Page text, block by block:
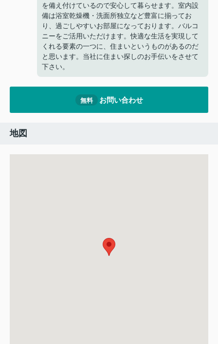
を備え付けているので安心して暮らせます。室内設
備は浴室乾燥機・洗面所独立など豊富に揃ってお
り、過ごしやすいお部屋になっております。バルコ
ニーをご活用いただけます。快適な生活を実現して
くれる要素の一つに、住まいというものがあるのだ
と思います。当社に住まい探しのお手伝いをさせて
下さい。
無料 お問い合わせ
地図